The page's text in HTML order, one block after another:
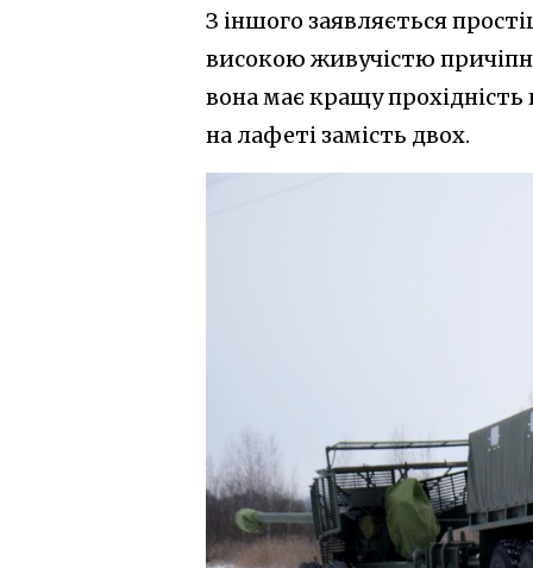
З іншого заявляється
високою живучістю
вона має кращу прохідність
на лафеті замість двох.